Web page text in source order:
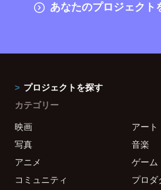
あなたのプロジェクト
プロジェクトを探す
カテゴリー
映画
アート
写真
音楽
アニメ
ゲーム
コミュニティ
プロダ